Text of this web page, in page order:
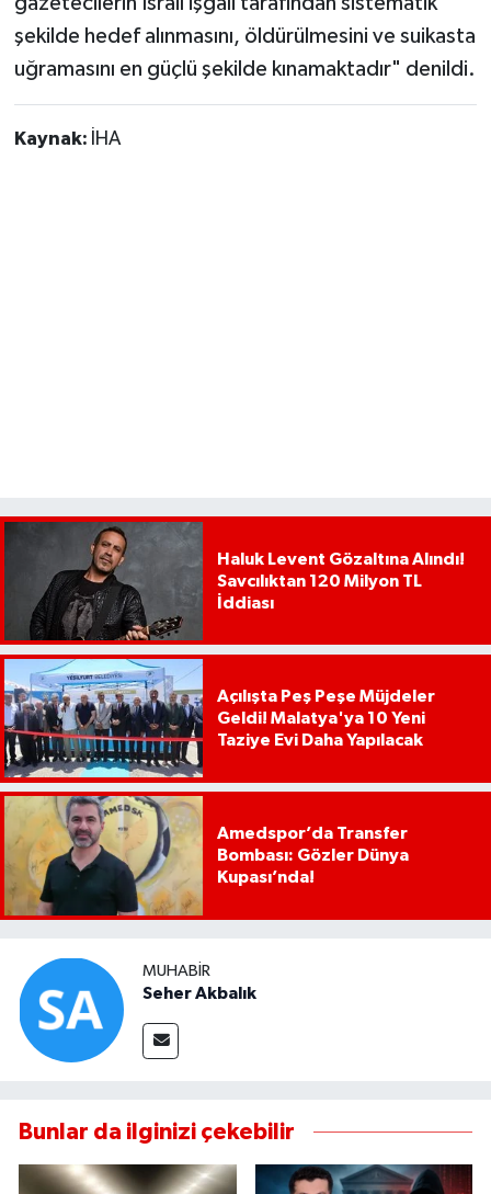
şekilde hedef alınmasını, öldürülmesini ve suikasta
uğramasını en güçlü şekilde kınamaktadır" denildi.
Kaynak: İHA
Haluk Levent Gözaltına Alındı!
Savcılıktan 120 Milyon TL
İddiası
Açılışta Peş Peşe Müjdeler
Geldi! Malatya'ya 10 Yeni
Taziye Evi Daha Yapılacak
Amedspor’da Transfer
Bombası: Gözler Dünya
Kupası’nda!
MUHABIR
Seher Akbalık
Bunlar da ilginizi çekebilir